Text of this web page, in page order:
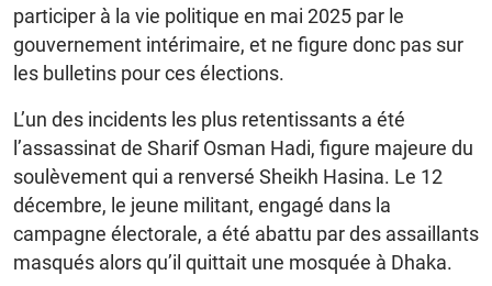
participer à la vie politique en mai 2025 par le
gouvernement intérimaire, et ne figure donc pas sur
les bulletins pour ces élections.
L’un des incidents les plus retentissants a été
l’assassinat de Sharif Osman Hadi, figure majeure du
soulèvement qui a renversé Sheikh Hasina. Le 12
décembre, le jeune militant, engagé dans la
campagne électorale, a été abattu par des assaillants
masqués alors qu’il quittait une mosquée à Dhaka.